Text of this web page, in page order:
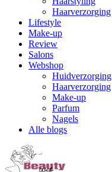
Haarverzorging
Lifestyle
Make-up
Review
Salons
Webshop
Huidverzorging
Haarverzorging
Make-up
Parfum
Nagels
Alle blogs